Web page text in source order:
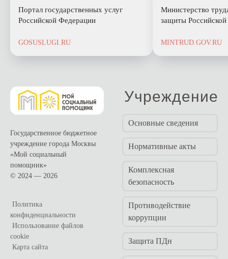
Портал государственных услуг
Российской Федерации
GOSUSLUGI.RU
Министерство
защиты
MINTRUD.GOV.RU
Государственное бюджетное
учреждение города Москвы
«Мой социальный
помощник»
© 2024 — 2026
Политика
конфиденциальности
Использование файлов
cookie
Карта сайта
Учреждение
Основные сведения
Нормативные акты
Комплексная
безопасность
Противодействие
коррупции
Защита ПДн